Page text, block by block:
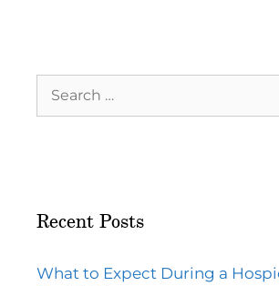
Recent Posts
What to Expect During a